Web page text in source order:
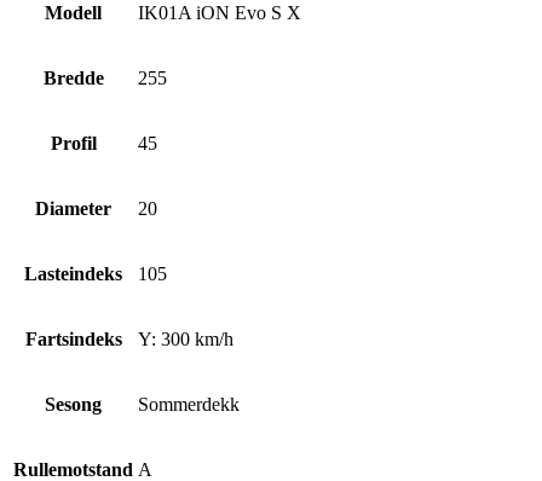
Modell IK01A iON Evo S X
Bredde 255
Profil 45
Diameter 20
Lasteindeks 105
Fartsindeks Y: 300 km/h
Sesong Sommerdekk
Rullemotstand A